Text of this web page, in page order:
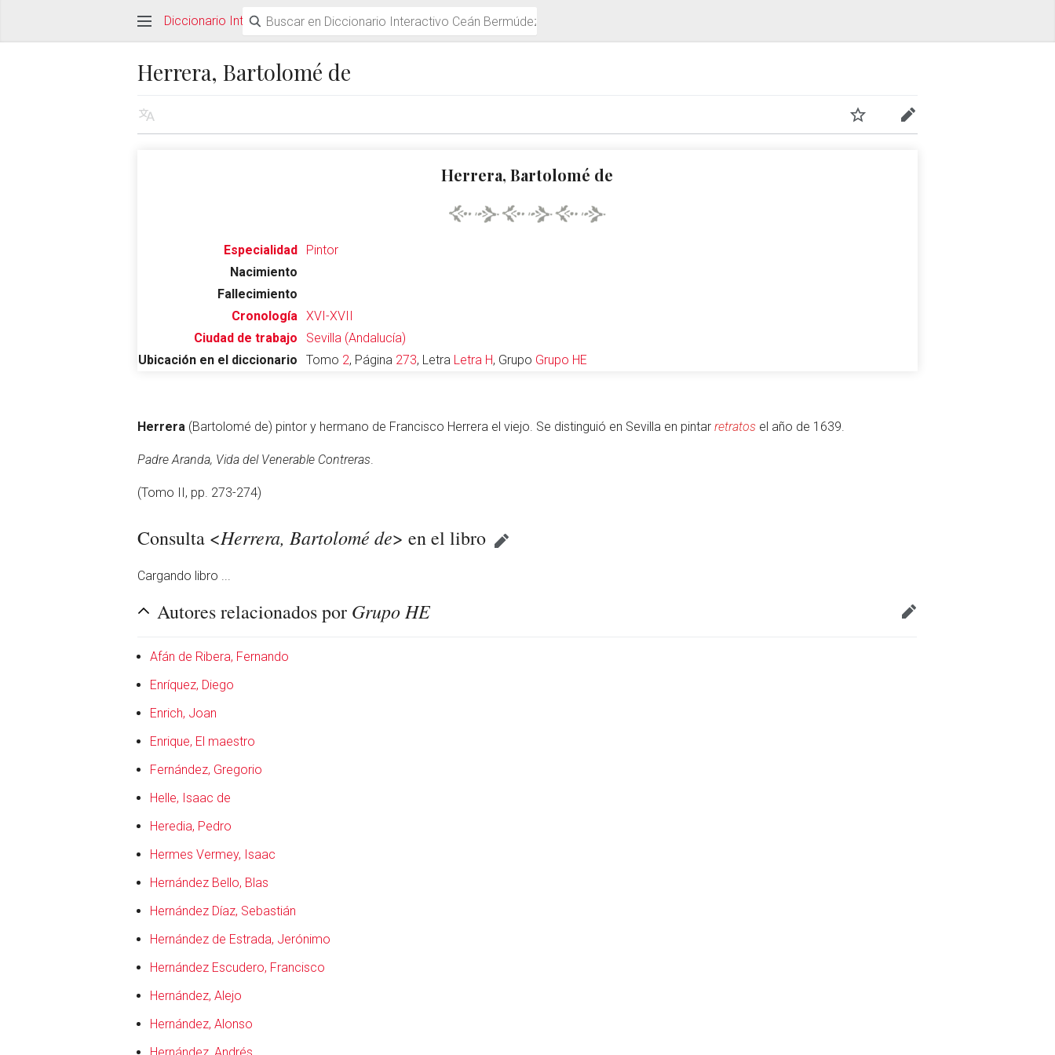
Abrir menú principal
Diccionario Interactivo Ceán Bermúdez
Herrera, Bartolomé de
Herrera, Bartolomé de
Especialidad
Pintor
Nacimiento
Fallecimiento
Cronología XVI-XVII
Ciudad de trabajo
Sevilla (Andalucía)
Ubicación en el diccionario
Tomo 2, Página 273, Letra Letra H, Grupo Grupo HE
Herrera (Bartolomé de) pintor y hermano de Francisco Herrera el viejo. Se distinguió en Sevilla en pintarretratos el año de 1639.
Padre Aranda, Vida del Venerable Contreras.
(Tomo II, pp. 273-274)
Consulta <Herrera, Bartolomé de> en el libro
Cargando libro ...
Autores relacionados por Grupo HE
Afán de Ribera, Fernando
Enríquez, Diego
Enrich, Joan
Enrique, El maestro
Fernández, Gregorio
Helle, Isaac de
Heredia, Pedro
Hermes Vermey, Isaac
Hernández Bello, Blas
Hernández Díaz, Sebastián
Hernández de Estrada, Jerónimo
Hernández Escudero, Francisco
Hernández, Alejo
Hernández, Alonso